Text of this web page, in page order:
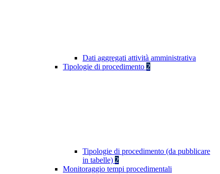
Dati aggregati attività amministrativa
Tipologie di procedimento 2
Tipologie di procedimento (da pubblicare
in tabelle) 2
Monitoraggio tempi procedimentali